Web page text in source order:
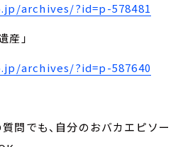
archives/?id=p-578481
産」
archives/?id=p-587640
問でも、自分のおバカエピソー